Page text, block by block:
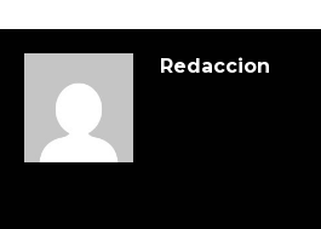
Redaccion